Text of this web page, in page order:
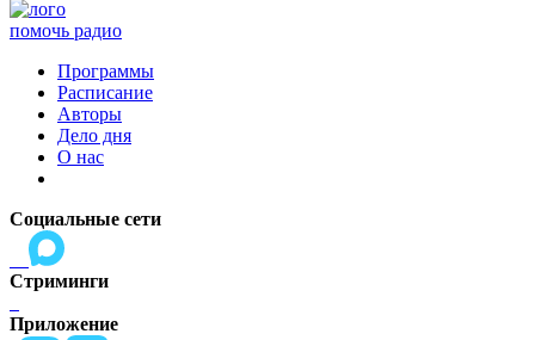
помочь радио
Программы
Расписание
Авторы
Дело дня
О нас
Социальные сети
Стриминги
Приложение